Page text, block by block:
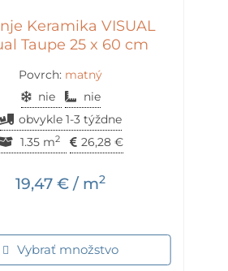
Keramika VISUAL
Taupe 25 x 60 cm
Povrch: matný
nie
nie
obvykle 1-3 týždne
1.35 m2 26,28 €
19,47 € / m2
Vybrať množstvo